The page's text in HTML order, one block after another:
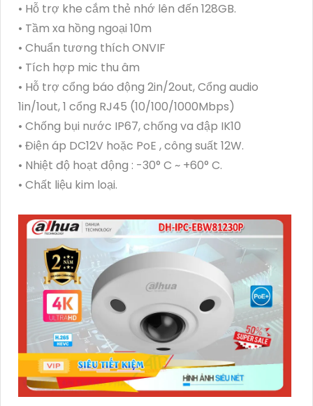
• Hỗ trợ khe cắm thẻ nhớ lên đến 128GB.
• Tầm xa hồng ngoại 10m
• Chuẩn tương thích ONVIF
• Tích hợp mic thu âm
• Hỗ trợ cổng báo động 2in/2out, Cổng audio
1in/1out, 1 cổng RJ45 (10/100/1000Mbps)
• Chống bụi nước IP67, chống va đập IK10
• Điện áp DC12V hoặc PoE , công suất 12W.
• Nhiệt độ hoạt động : -30° C ~ +60° C.
• Chất liệu kim loại.